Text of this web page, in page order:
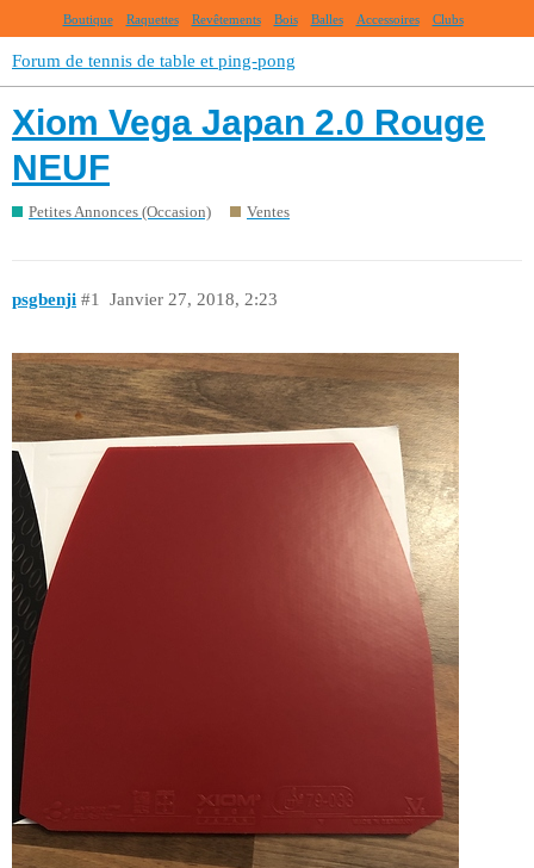
Boutique Raquettes Revêtements Bois Balles Accessoires Clubs
Forum de tennis de table et ping-pong
Xiom Vega Japan 2.0 Rouge
NEUF
Petites Annonces (Occasion) Ventes
psgbenji Janvier 27, 2018, 2:23
#1